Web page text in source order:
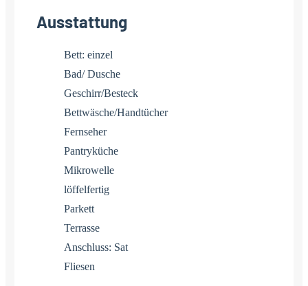
Ausstattung
Bett: einzel
Bad/ Dusche
Geschirr/Besteck
Bettwäsche/Handtücher
Fernseher
Pantryküche
Mikrowelle
löffelfertig
Parkett
Terrasse
Anschluss: Sat
Fliesen